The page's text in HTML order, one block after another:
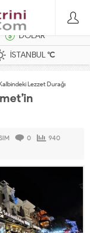
DOLAR
İSTANBUL°C
Lezzet Durağı
0
940